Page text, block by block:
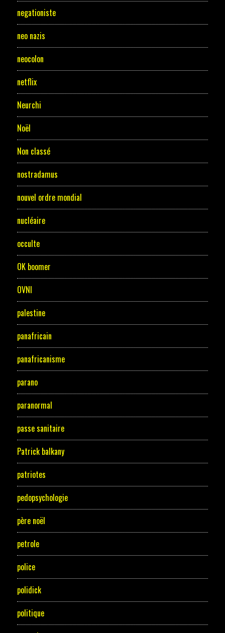
negationiste
neo nazis
neocolon
netflix
Neurchi
Noël
Non classé
nostradamus
nouvel ordre mondial
nucléaire
occulte
OK boomer
OVNI
palestine
panafricain
panafricanisme
parano
paranormal
passe sanitaire
Patrick balkany
patriotes
pedopsychologie
père noël
petrole
police
polidick
politique